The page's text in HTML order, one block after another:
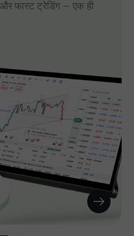
फास्ट ट्रेडिंग — एक ही